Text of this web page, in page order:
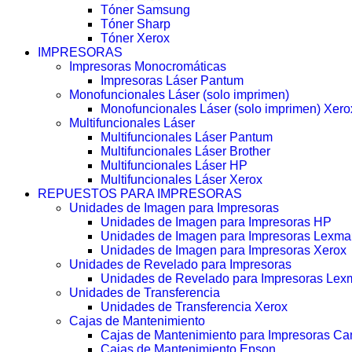
Tóner Samsung
Tóner Sharp
Tóner Xerox
IMPRESORAS
Impresoras Monocromáticas
Impresoras Láser Pantum
Monofuncionales Láser (solo imprimen)
Monofuncionales Láser (solo imprimen)
Multifuncionales Láser
Multifuncionales Láser Pantum
Multifuncionales Láser Brother
Multifuncionales Láser HP
Multifuncionales Láser Xerox
REPUESTOS PARA IMPRESORAS
Unidades de Imagen para Impresoras
Unidades de Imagen para Impresoras HP
Unidades de Imagen para Impresoras
Unidades de Imagen para Impresoras Xerox
Unidades de Revelado para Impresoras
Unidades de Revelado para Impresoras
Unidades de Transferencia
Unidades de Transferencia Xerox
Cajas de Mantenimiento
Cajas de Mantenimiento para Impresoras